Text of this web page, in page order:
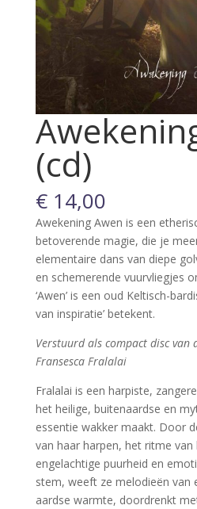
(cd)
€14,00
Awekening Awen is een
betoverende magie, die je
elementaire dans van diepe
en schemerende vuurvliegjes
‘Awen’ is een oud Keltisch-
van inspiratie’ betekent.
Verstuurd als compact disc van
Fransesca Fralalai
Fralalai is een harpiste,
het heilige, buitenaardse en
essentie wakker maakt. Door
van haar harpen, het ritme
engelachtige puurheid en
stem, weeft ze melodieën van
aardse warmte, doordrenkt